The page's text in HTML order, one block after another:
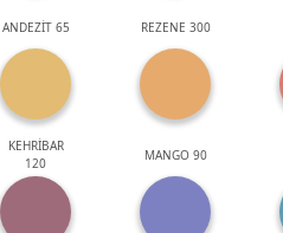
ANDEZİT 65 REZENE 300
KEHRİBAR
120
MANGO 90